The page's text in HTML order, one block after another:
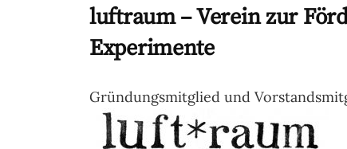
luftraum – Verein zur
Experimente
Gründungsmitglied und